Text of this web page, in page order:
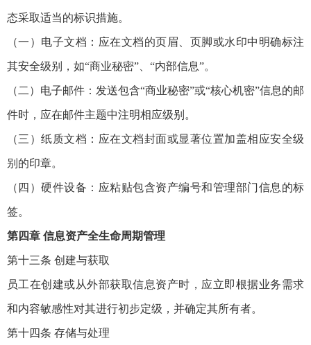
态采取适当的标识措施。
（一）电子文档：应在文档的页眉、页脚或水印中明确标注
其安全级别，如“商业秘密”、“内部信息”。
（二）电子邮件：发送包含“商业秘密”或“核心机密”信息的邮
件时，应在邮件主题中注明相应级别。
（三）纸质文档：应在文档封面或显著位置加盖相应安全级
别的印章。
（四）硬件设备：应粘贴包含资产编号和管理部门信息的标
签。
第四章 信息资产全生命周期管理
第十三条 创建与获取
员工在创建或从外部获取信息资产时，应立即根据业务需求
和内容敏感性对其进行初步定级，并确定其所有者。
第十四条 存储与处理